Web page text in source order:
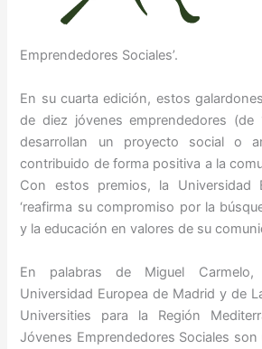
Emprendedores Sociales’.
En su cuarta edición, estos
de diez jóvenes emprendedores
desarrollan un proyecto social o
contribuido de forma positiva a la
Con estos premios, la Universidad
‘reafirma su compromiso por la
y la educación en valores de su
En palabras de Miguel
Universidad Europea de Madrid y de
Universities para la Región
Jóvenes Emprendedores Sociales